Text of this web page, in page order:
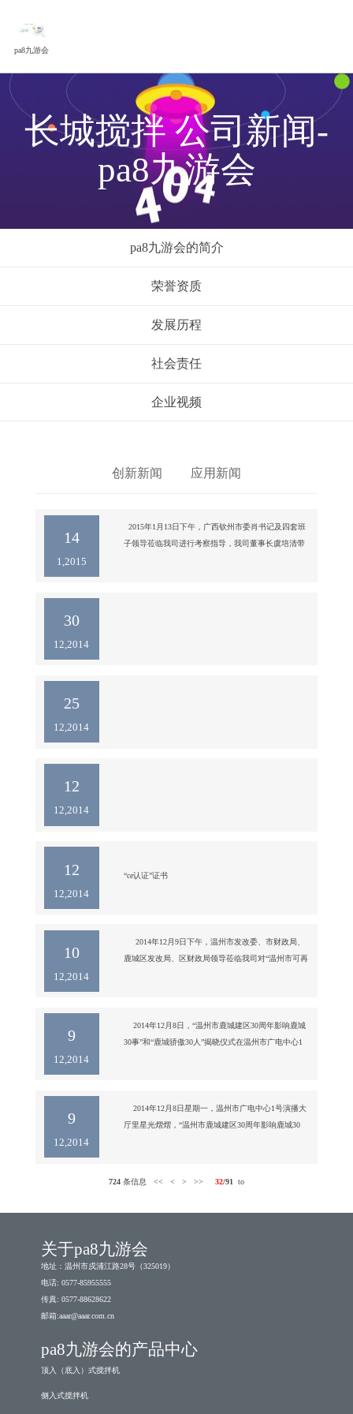
pa8九游会
长城搅拌 公司新闻-
pa8九游会
pa8九游会的简介
荣誉资质
发展历程
社会责任
企业视频
创新新闻 应用新闻
14
1,2015
2015年1月13日下午，广西钦州市委肖书记及四套班
子领导莅临我司进行考察指导，我司董事长虞培清带
30
12,2014
25
12,2014
12
12,2014
12
12,2014
“ce认证”证书
10
12,2014
2014年12月9日下午，温州市发改委、市财政局、
鹿城区发改局、区财政局领导莅临我司对“温州市可再
虞博士带领领导实地参观考察了公司情况后，在公
司六楼会客室里，各位领导现场对公司各项指标进行
9
12,2014
2014年12月8日，“温州市鹿城建区30周年影响鹿城
30事”和“鹿城骄傲30人”揭晓仪式在温州市广电中心1
项殊荣）。
《温州日报》
9
12,2014
2014年12月8日星期一，温州市广电中心1号演播大
厅里星光熠熠，“温州市鹿城建区30周年影响鹿城30
724 条信息 << < > >> 32/91 to
关于pa8九游会
地址：温州市戍浦江路28号（325019）
电话: 0577-85955555
传真: 0577-88628622
邮箱:aaar@aaar.com.cn
pa8九游会的产品中心
顶入（底入）式搅拌机
侧入式搅拌机